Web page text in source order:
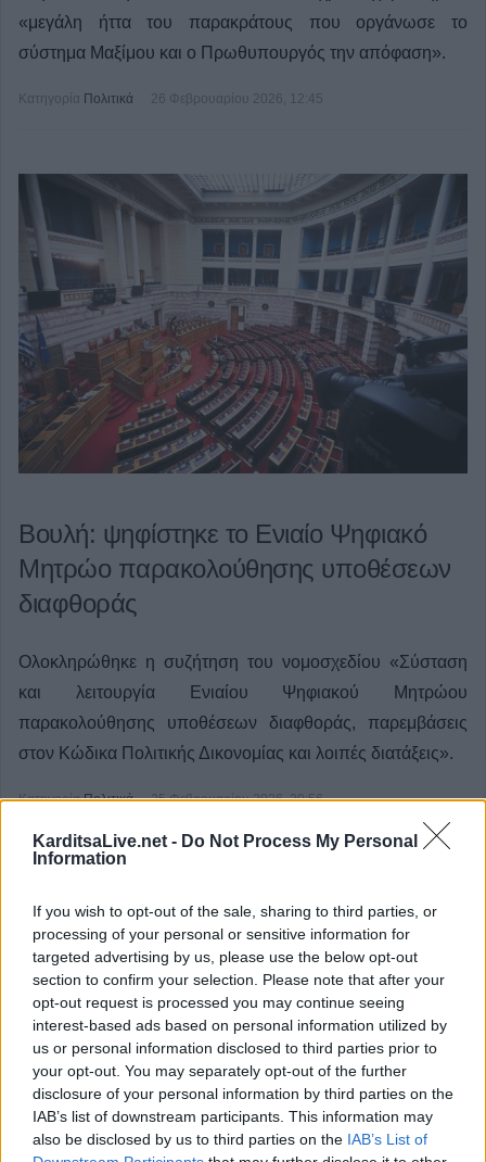
KarditsaLive.net - Do Not Process My Personal
Information
If you wish to opt-out of the sale, sharing to third parties, or
processing of your personal or sensitive information for
targeted advertising by us, please use the below opt-out
section to confirm your selection. Please note that after your
opt-out request is processed you may continue seeing
interest-based ads based on personal information utilized by
us or personal information disclosed to third parties prior to
your opt-out. You may separately opt-out of the further
disclosure of your personal information by third parties on the
IAB’s list of downstream participants. This information may
also be disclosed by us to third parties on the IAB’s List of
«μεγάλη ήττα του παρακράτους που οργάνωσε το
σύστημα Μαξίμου και ο Πρωθυπουργός την απόφαση».
Κατηγορία Πολιτικά 26 Φεβρουαρίου 2026, 12:45
Βουλή: ψηφίστηκε το Ενιαίο Ψηφιακό
Μητρώο παρακολούθησης υποθέσεων
διαφθοράς
Ολοκληρώθηκε η συζήτηση του νομοσχεδίου «Σύσταση
και λειτουργία Ενιαίου Ψηφιακού Μητρώου
παρακολούθησης υποθέσεων διαφθοράς, παρεμβάσεις
στον Κώδικα Πολιτικής Δικονομίας και λοιπές διατάξεις».
Κατηγορία Πολιτικά 25 Φεβρουαρίου 2026, 20:56